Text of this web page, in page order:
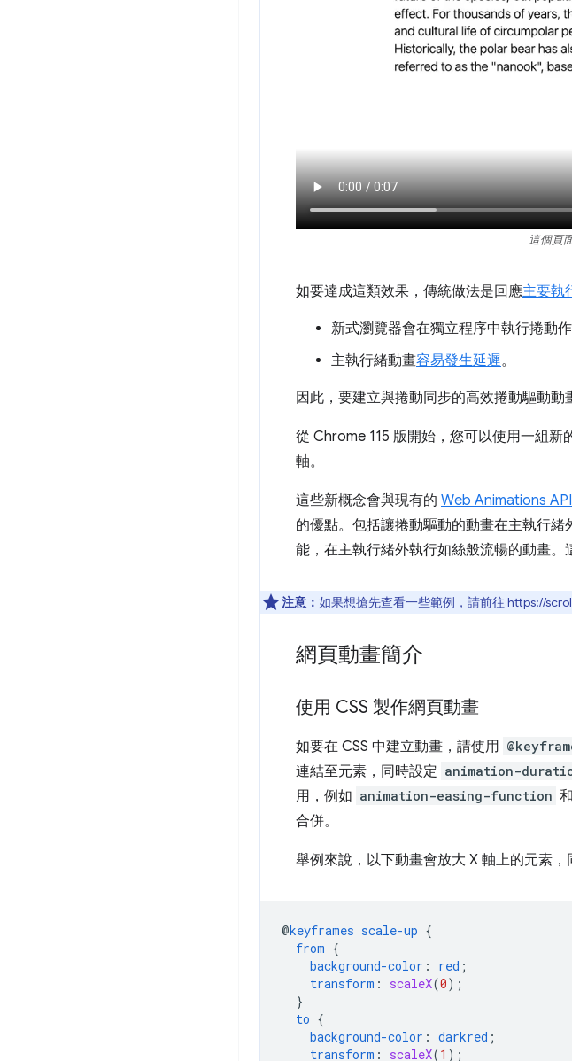
這個頁
如要達成這類效果，傳統做法是回應主要執
新式瀏覽器會在獨立程序中執行捲動
主執行緒動畫容易發生延遲。
因此，要建立與捲動同步的高效捲動驅動動
從 Chrome 115 版開始，您可以使用一組
軸。
這些新概念會與現有的 Web Animations
的優點。包括讓捲動驅動的動畫在主執行
能，在主執行緒外執行如絲般流暢的動畫。
注意： 如果想搶先查看一些範例，請前往 https://
網頁動畫簡介
使用 CSS 製作網頁動畫
如要在 CSS 中建立動畫，請使用
連結至元素，同時設定 animation-
用，例如 animation-easing-function 和
合併。
舉例來說，以下動畫會放大 X 軸上的元素，
@keyframes scale-up {
from {
background-color : red ;
transform : scaleX(0);
}
to {
background-color : darkred ;
transform : scaleX(1 );